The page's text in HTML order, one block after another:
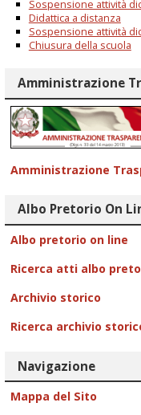
Sospensione attività
Didattica a distanza
Sospensione attività
Chiusura della scuola
Amministrazione
Amministrazione
Albo Pretorio On
Albo pretorio on line
Ricerca atti albo
Archivio storico
Ricerca archivio
Navigazione
Mappa del Sito